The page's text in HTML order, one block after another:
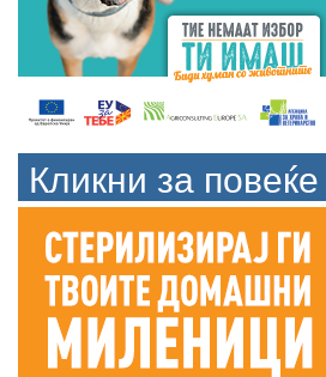
Кликни за повеќе